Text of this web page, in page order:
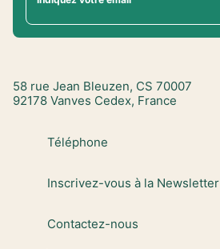
58 rue Jean Bleuzen, CS 70007
92178 Vanves Cedex, France
Téléphone
Inscrivez-vous à la Newsletter
Contactez-nous